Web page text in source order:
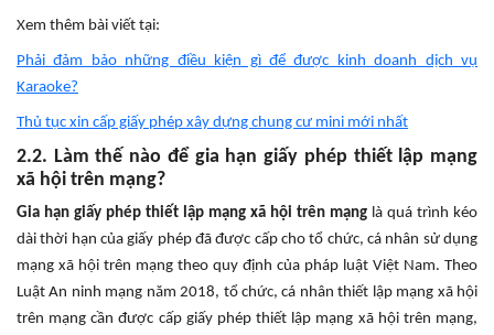
Xem thêm bài viết tại:
Phải đảm bảo những điều kiện gì để được kinh doanh dịch vụ
Karaoke?
Thủ tục xin cấp giấy phép xây dựng chung cư mini mới nhất
2.2. Làm thế nào để gia hạn giấy phép thiết lập mạng
xã hội trên mạng?
Gia hạn giấy phép thiết lập mạng xã hội trên mạng là quá trình kéo
dài thời hạn của giấy phép đã được cấp cho tổ chức, cá nhân sử dụng
mạng xã hội trên mạng theo quy định của pháp luật Việt Nam. Theo
Luật An ninh mạng năm 2018, tổ chức, cá nhân thiết lập mạng xã hội
trên mạng cần được cấp giấy phép thiết lập mạng xã hội trên mạng,